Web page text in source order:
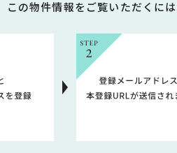
この物件情報をご覧いただくには